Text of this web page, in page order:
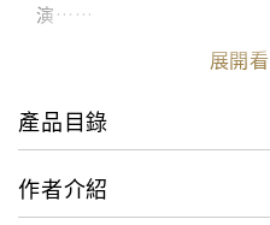
演……
「書店還在的時候，我會
就走。我始終希望自己這
座」風風火火地來，或許也
劇院在時代洪流中消失。但
景：「永楽座」。
展開
產品目錄
作者介紹